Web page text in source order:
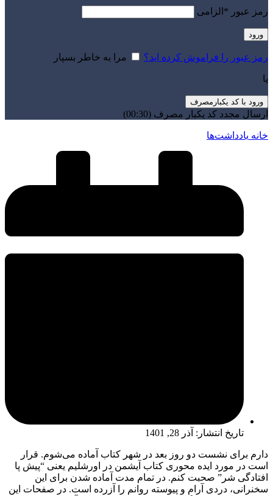
رمز عبور * الزامی
ورود
رمز عبور را فراموش کرده اید؟ مرا به خاطر بسپار
یا
ورود با کد یکبارمصرف
ارسال مجدد کد یکبار مصرف (00:
30
)
خانه یادداشت‌ها
تاریخ انتشار: آذر 28, 1401
دارم برای نشست دو روز بعد در شهر کتاب آماده می‌شوم. قرار
است در مورد ایده محوری کتاب آیشمن در اورشلیم یعنی “پیش پا
افتادگی شر” صحبت کنم. در تمام مدت آماده شدن برای این
سخنرانی، دردی آرام و پیوسته روانم را آزرده است. در صفحات این